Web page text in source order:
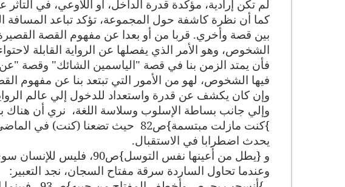
لم تكن إرادية، مؤكدة قدرة الداخل، أو اللاوعي، في
كما أن نظرة كاشفة حول المجموعة، تؤكد تباعد المسافة
بين قصة وأخري. قربا من أو بعدا عن مفهوم القصة
الشخوص، وهو الأمر الذي يفصلها عن الرواية القابلة لاحتواء
فأن يمتد الزمن بنا في قصة "الياسمين الشائك" وقصة "عن
فيها الشخوص، لهو من الأمور التي تبتعد بنا عن مفهوم
وإن كان يكشف عن قدرة واستعداد للدخول إلي عالم
وإلي جانب بساطة الإسلوب وسلاسة اللغة، نري أن هناك
{كنت مازلت مبتسمة}ص82
حيث تضعنا (كنت) في
يحدث اضطرابا في الاستقبال.
و {يطل من أعينها نفس التوسل}ص90، فليس للإنسان سوي عينين اثنتين
وعندما تحاول الساردة سرقة مفتاح السجان، نجد التعبير :